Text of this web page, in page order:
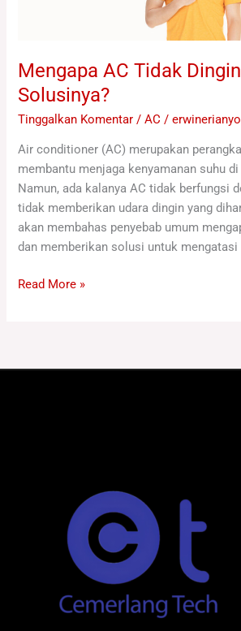
Mengapa AC Tidak
Solusinya?
Tinggalkan Komentar /AC /
Air conditioner (AC) merupakan
membantu menjaga kenyamanan suhu
Namun, ada kalanya AC tidak berfungsi
tidak memberikan udara dingin yang
akan membahas penyebab umum
dan memberikan solusi untuk
Read More »